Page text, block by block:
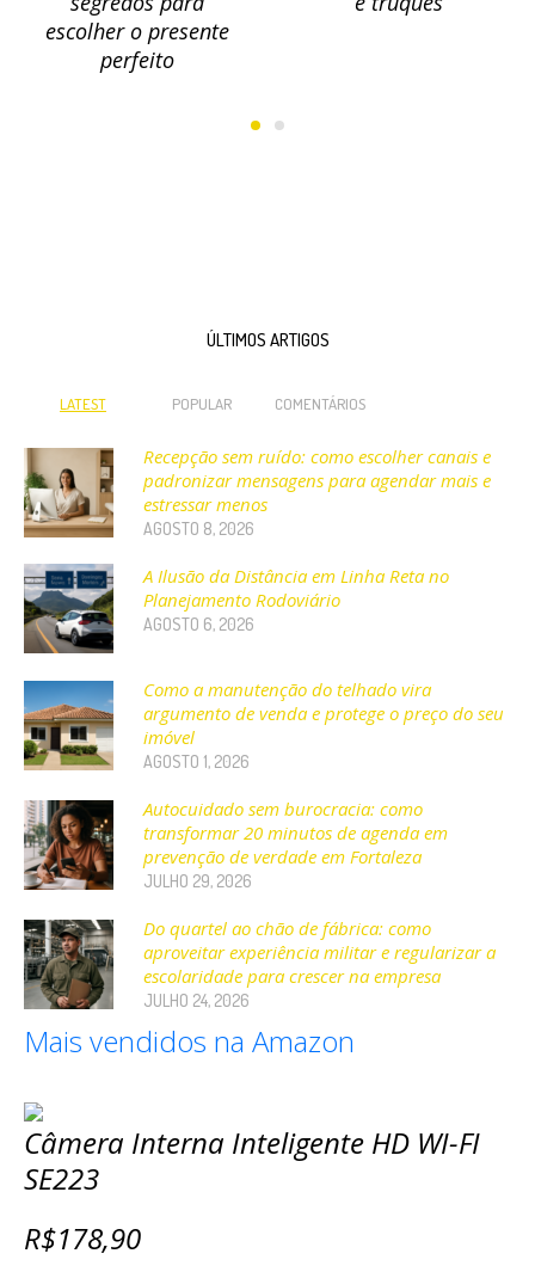
escolher o presente
perfeito
ÚLTIMOS ARTIGOS
LATEST POPULAR COMENTÁRIOS
Recepção sem ruído: como escolher canais e
padronizar mensagens para agendar mais e
estressar menos
AGOSTO 8, 2026
A Ilusão da Distância em Linha Reta no
Planejamento Rodoviário
AGOSTO 6, 2026
Como a manutenção do telhado vira
argumento de venda e protege o preço do seu
imóvel
AGOSTO 1, 2026
Autocuidado sem burocracia: como
transformar 20 minutos de agenda em
prevenção de verdade em Fortaleza
JULHO 29, 2026
Do quartel ao chão de fábrica: como
aproveitar experiência militar e regularizar a
escolaridade para crescer na empresa
JULHO 24, 2026
Mais vendidos na Amazon
Câmera Interna Inteligente HD WI-FI
SE223
R$178,90